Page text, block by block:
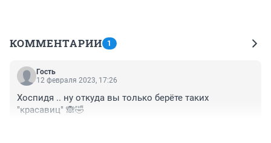
КОММЕНТАРИИ 1
Гость
12 февраля 2023, 17:26
Хоспидя .. ну откуда вы только берёте таких
"красавиц" 🙈🤣